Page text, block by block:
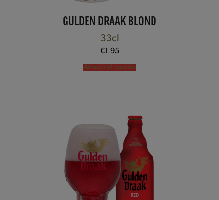
GULDEN DRAAK BLOND
33cl
€1.95
Añadir al carrito